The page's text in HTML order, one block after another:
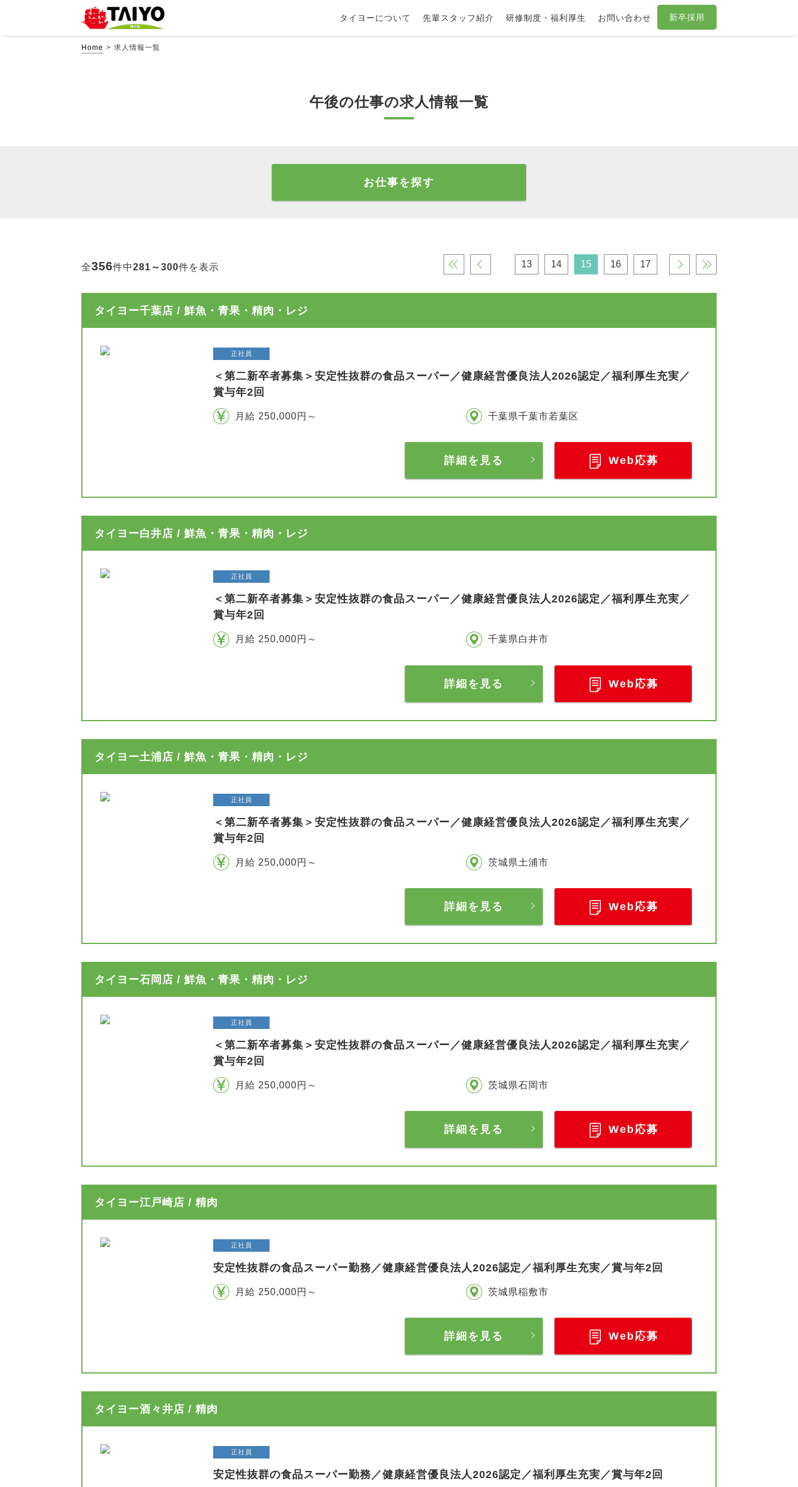
タイヨーについて 先輩スタッフ紹介 研修制度・福利厚生 お問い合わせ 新卒採用
Home 求人情報一覧
午後の仕事の求人情報一覧
お仕事を探す
全356件中281～300件を表示 « ‹ 13 14 15 16 17 › »
タイヨー千葉店 / 鮮魚・青果・精肉・レジ
正社員
＜第二新卒者募集＞安定性抜群の食品スーパー／健康経営優良法人2026認定／福利厚生充実／
賞与年2回
月給 250,000円～ 千葉県千葉市若葉区
詳細を見る Web応募
タイヨー白井店 / 鮮魚・青果・精肉・レジ
正社員
＜第二新卒者募集＞安定性抜群の食品スーパー／健康経営優良法人2026認定／福利厚生充実／
賞与年2回
月給 250,000円～ 千葉県白井市
詳細を見る Web応募
タイヨー土浦店 / 鮮魚・青果・精肉・レジ
正社員
＜第二新卒者募集＞安定性抜群の食品スーパー／健康経営優良法人2026認定／福利厚生充実／
賞与年2回
月給 250,000円～ 茨城県土浦市
詳細を見る Web応募
タイヨー石岡店 / 鮮魚・青果・精肉・レジ
正社員
＜第二新卒者募集＞安定性抜群の食品スーパー／健康経営優良法人2026認定／福利厚生充実／
賞与年2回
月給 250,000円～ 茨城県石岡市
詳細を見る Web応募
タイヨー江戸崎店 / 精肉
正社員
安定性抜群の食品スーパー勤務／健康経営優良法人2026認定／福利厚生充実／賞与年2回
月給 250,000円～ 茨城県稲敷市
詳細を見る Web応募
タイヨー酒々井店 / 精肉
正社員
安定性抜群の食品スーパー勤務／健康経営優良法人2026認定／福利厚生充実／賞与年2回